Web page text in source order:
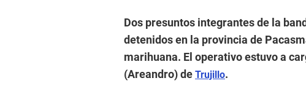
Dos presuntos integrantes de la
detenidos en la provincia de
marihuana. El operativo estuvo a
(Areandro) de Trujillo.